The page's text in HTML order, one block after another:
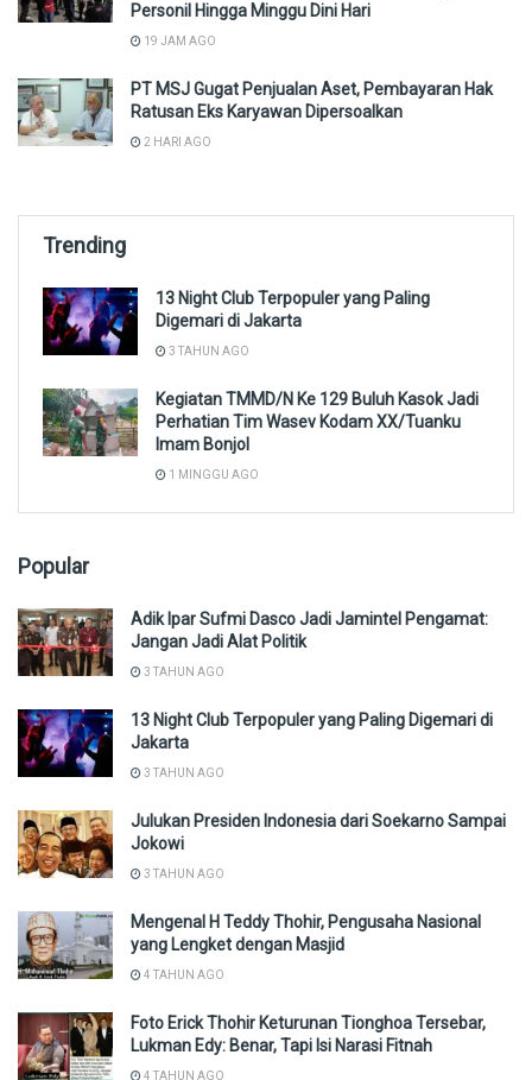
Personil Hingga Minggu Dini Hari
19 JAM AGO
PT MSJ Gugat Penjualan Aset, Pembayaran Hak
Ratusan Eks Karyawan Dipersoalkan
2 HARI AGO
Trending
13 Night Club Terpopuler yang Paling
Digemari di Jakarta
3 TAHUN AGO
Kegiatan TMMD/N Ke 129 Buluh Kasok Jadi
Perhatian Tim Wasev Kodam XX/Tuanku
Imam Bonjol
1 MINGGU AGO
Popular
Adik Ipar Sufmi Dasco Jadi Jamintel Pengamat:
Jangan Jadi Alat Politik
3 TAHUN AGO
13 Night Club Terpopuler yang Paling Digemari di
Jakarta
3 TAHUN AGO
Julukan Presiden Indonesia dari Soekarno Sampai
Jokowi
3 TAHUN AGO
Mengenal H Teddy Thohir, Pengusaha Nasional
yang Lengket dengan Masjid
4 TAHUN AGO
Foto Erick Thohir Keturunan Tionghoa Tersebar,
Lukman Edy: Benar, Tapi Isi Narasi Fitnah
4 TAHUN AGO